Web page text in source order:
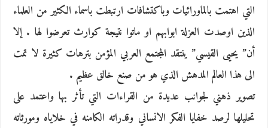
التي اهتمت بالماورائيات وباكتشافات ارتبطت باسماء الكثير من العلماء
الذين اوصدت العزلة ابوابهم او ماتوا نتيجة كوارث تعرضوا لها . إلا
أن” يحيى القيسي” ينتقد المجتمع العربي المؤمن بترهات كثيرة لا تمت
الى هذا العالم المدهش الذي هو من صنع خالق عظيم .
تصوير ذهني لجوانب عديدة من القراءات التي تأثر بها واعتمد على
تحليلها لرصد خفايا الفكر الانساني وقدراته الكامنه في خلاياه ومورثاته